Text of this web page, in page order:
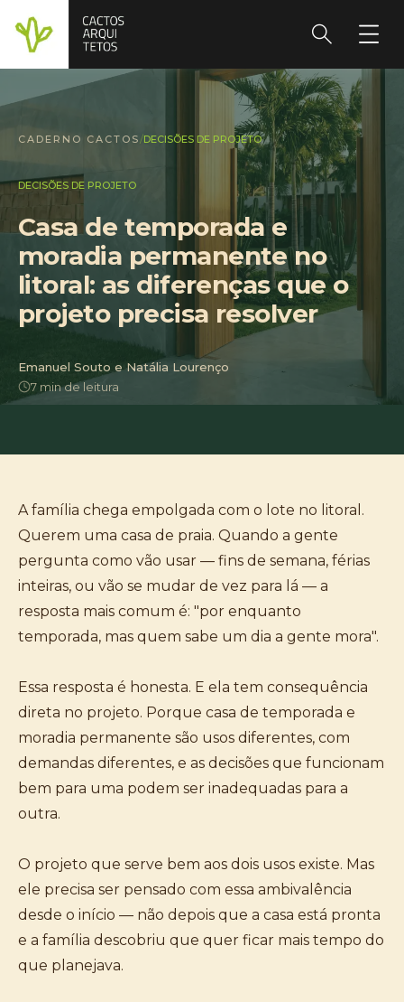
CADERNO CACTOS/DECISÕES DE PROJETO
DECISÕES DE PROJETO
Casa de temporada e
moradia permanente no
litoral: as diferenças que o
projeto precisa resolver
Emanuel Souto e Natália Lourenço
7 min de leitura
A família chega empolgada com o lote no litoral.
Querem uma casa de praia. Quando a gente
pergunta como vão usar — fins de semana, férias
inteiras, ou vão se mudar de vez para lá — a
resposta mais comum é: "por enquanto
temporada, mas quem sabe um dia a gente mora".
Essa resposta é honesta. E ela tem consequência
direta no projeto. Porque casa de temporada e
moradia permanente são usos diferentes, com
demandas diferentes, e as decisões que funcionam
bem para uma podem ser inadequadas para a
outra.
O projeto que serve bem aos dois usos existe. Mas
ele precisa ser pensado com essa ambivalência
desde o início — não depois que a casa está pronta
e a família descobriu que quer ficar mais tempo do
que planejava.